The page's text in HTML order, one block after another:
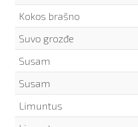
Kokos brašno
Suvo grozđe
Susam
Susam
Limuntus